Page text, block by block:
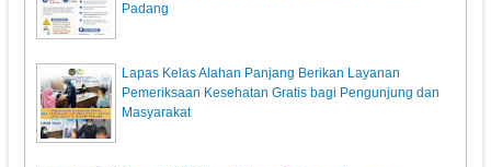
Padang
Lapas Kelas Alahan Panjang Berikan Layanan
Pemeriksaan Kesehatan Gratis bagi Pengunjung dan
Masyarakat